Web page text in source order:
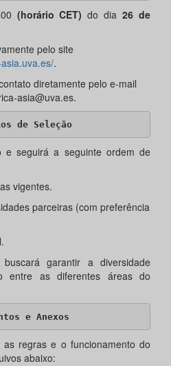
(horário CET) do dia26 de
pelo site
.
diretamente pelo e-mail
asia@uva.es.
de Seleção
e seguirá a seguinte ordem de
vigentes.
parceiras (com preferência
garantir a diversidade
entre as diferentes áreas do
e Anexos
regras e o funcionamento do
abaixo: